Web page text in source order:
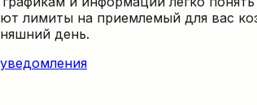
лимиты на приемлемый для вас
день.